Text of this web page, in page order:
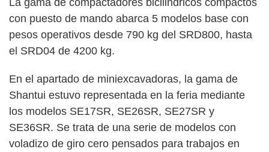
con puesto de mando abarca 5 modelos base con
pesos operativos desde 790 kg del SRD800, hasta
el SRD04 de 4200 kg.
En el apartado de miniexcavadoras, la gama de
Shantui estuvo representada en la feria mediante
los modelos SE17SR, SE26SR, SE27SR y
SE36SR. Se trata de una serie de modelos con
voladizo de giro cero pensados para trabajos en